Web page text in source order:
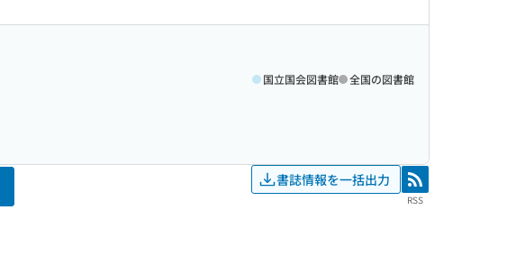
国立国会図書館 全国の図書館
書誌情報を一括出力 RSS
RSS